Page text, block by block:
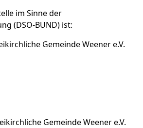
im Sinne der
(DSO-BUND) ist:
Gemeinde Weener e.V.
Gemeinde Weener e.V.